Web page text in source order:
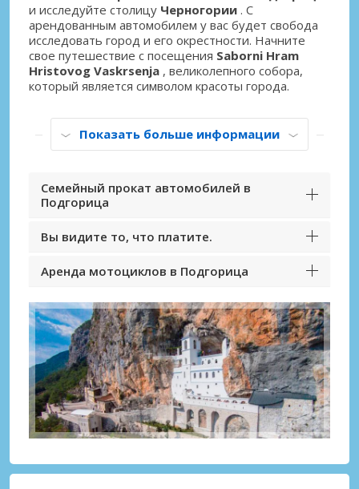
и исследуйте столицу Черногории . С
арендованным автомобилем у вас будет свобода
исследовать город и его окрестности. Начните
свое путешествие с посещения Saborni Hram
Hristovog Vaskrsenja , великолепного собора,
который является символом красоты города.
Показать больше информации
Семейный прокат автомобилей в
Подгорица
Вы видите то, что платите.
Аренда мотоциклов в Подгорица